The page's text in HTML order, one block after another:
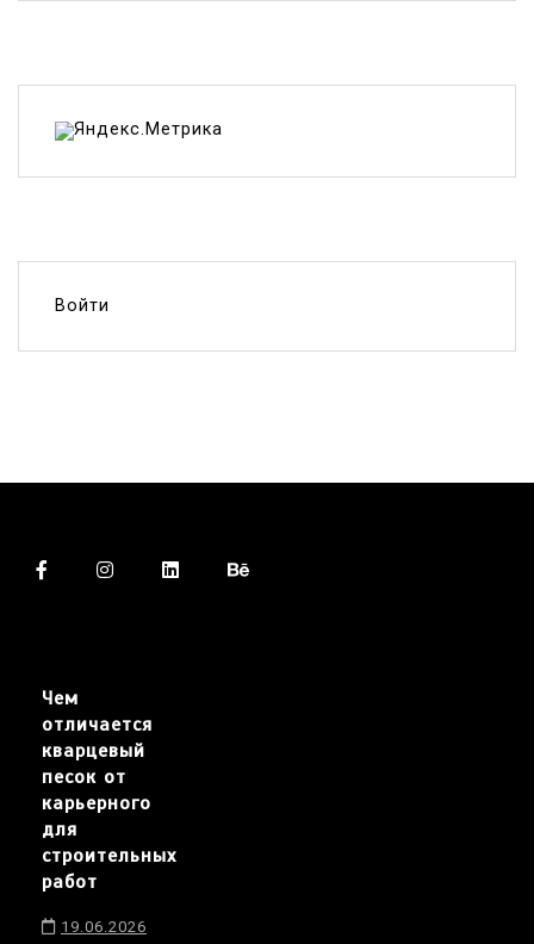
Войти
Чем
отличается
кварцевый
песок от
карьерного
для
строительных
работ
19.06.2026